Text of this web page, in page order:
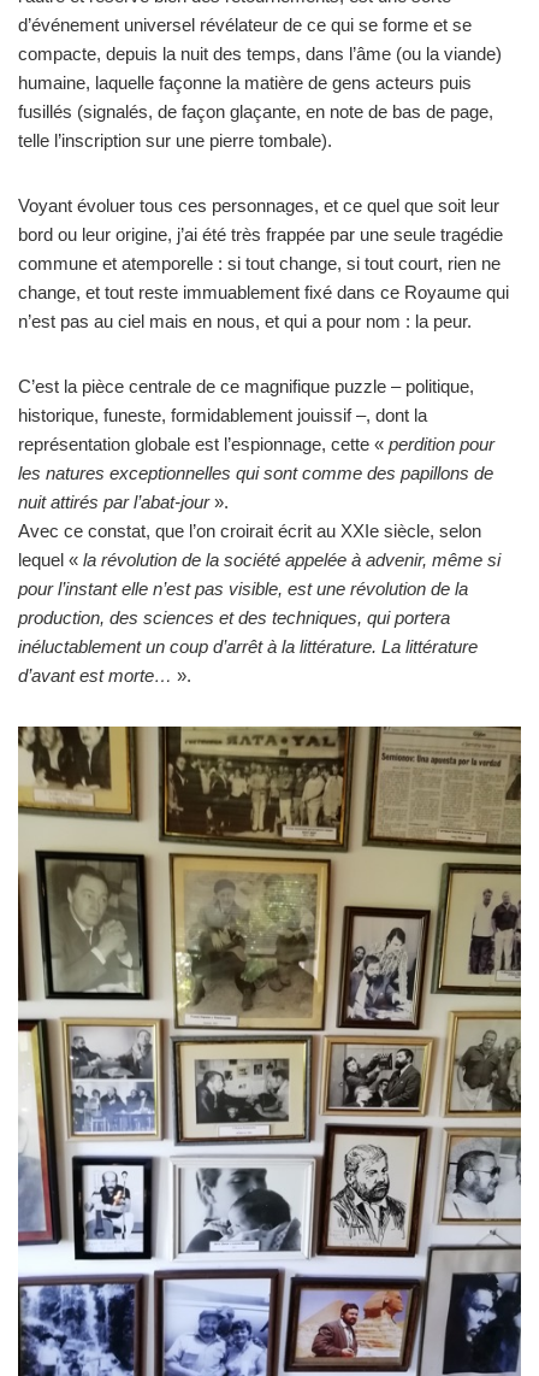
d’événement universel révélateur de ce qui se forme et se
compacte, depuis la nuit des temps, dans l’âme (ou la viande)
humaine, laquelle façonne la matière de gens acteurs puis
fusillés (signalés, de façon glaçante, en note de bas de page,
telle l’inscription sur une pierre tombale).
Voyant évoluer tous ces personnages, et ce quel que soit leur
bord ou leur origine, j’ai été très frappée par une seule tragédie
commune et atemporelle : si tout change, si tout court, rien ne
change, et tout reste immuablement fixé dans ce Royaume qui
n’est pas au ciel mais en nous, et qui a pour nom : la peur.
C’est la pièce centrale de ce magnifique puzzle – politique,
historique, funeste, formidablement jouissif –, dont la
représentation globale est l’espionnage, cette « perdition pour
les natures exceptionnelles qui sont comme des papillons de
nuit attirés par l’abat-jour».
Avec ce constat, que l’on croirait écrit au XXIe siècle, selon
lequel « la révolution de la société appelée à advenir, même si
pour l’instant elle n’est pas visible, est une révolution de la
production, des sciences et des techniques, qui portera
inéluctablement un coup d’arrêt à la littérature. La littérature
d’avant est morte… ».